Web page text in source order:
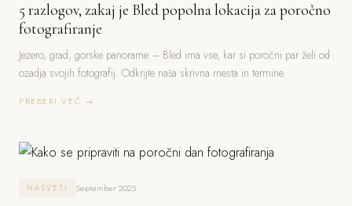
5 razlogov, zakaj je Bled popolna lokacija za poročno
fotografiranje
Jezero, grad, gorske panorame – Bled ima vse, kar si poročni par želi od
ozadja svojih fotografij. Odkrijte naša skrivna mesta in termine.
PREBERI VEČ →
NASVETI September 2025